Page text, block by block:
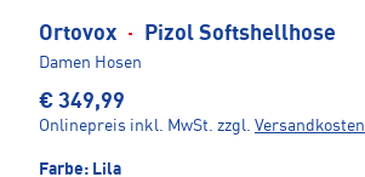
Ortovox · Pizol Softshellhose
Damen Hosen
€ 349,99
Onlinepreis inkl. MwSt. zzgl. Versandkosten
Farbe: Lila